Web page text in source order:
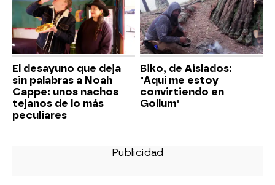
El desayuno que deja
sin palabras a Noah
Cappe: unos nachos
tejanos de lo más
peculiares
Biko, de Aislados:
"Aquí me estoy
convirtiendo en
Gollum"